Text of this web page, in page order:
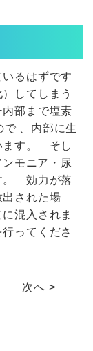
るはずです
してしまう
部まで塩素
、内部に生
ます。 そし
モニア・尿
。 効力が落
された場
混入されま
ってくださ
次へ >